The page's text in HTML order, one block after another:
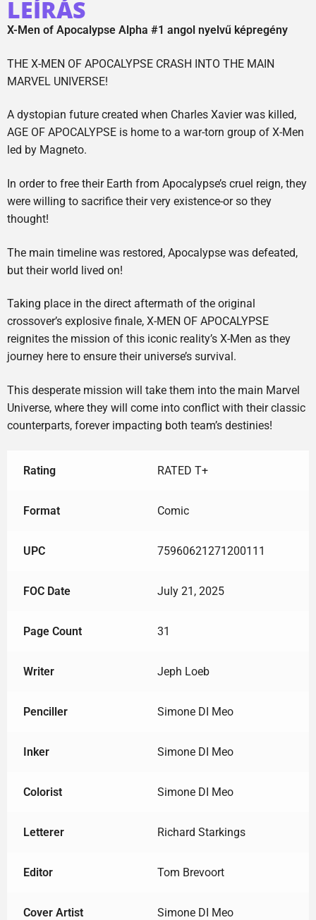
LEÍRÁS
X-Men of Apocalypse Alpha #1 angol nyelvű képregény
THE X-MEN OF APOCALYPSE CRASH INTO THE MAIN
MARVEL UNIVERSE!
A dystopian future created when Charles Xavier was killed,
AGE OF APOCALYPSE is home to a war-torn group of X-Men
led by Magneto.
In order to free their Earth from Apocalypse’s cruel reign, they
were willing to sacrifice their very existence-or so they
thought!
The main timeline was restored, Apocalypse was defeated,
but their world lived on!
Taking place in the direct aftermath of the original
crossover’s explosive finale, X-MEN OF APOCALYPSE
reignites the mission of this iconic reality’s X-Men as they
journey here to ensure their universe’s survival.
This desperate mission will take them into the main Marvel
Universe, where they will come into conflict with their classic
counterparts, forever impacting both team’s destinies!
Rating RATED T+
Format Comic
UPC 75960621271200111
FOC Date July 21, 2025
Page Count 31
Writer Jeph Loeb
Penciller Simone DI Meo
Inker Simone DI Meo
Colorist Simone DI Meo
Letterer Richard Starkings
Editor Tom Brevoort
Cover Artist Simone DI Meo